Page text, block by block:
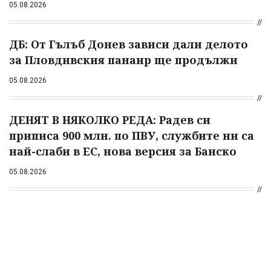
05.08.2026
ДБ: От Гълъб Донев зависи дали делото
за Пловдивския панаир ще продължи
05.08.2026
ДЕНЯТ В НЯКОЛКО РЕДА: Радев си
приписа 900 млн. по ПВУ, службите ни са
най-слаби в ЕС, нова версия за Банско
05.08.2026